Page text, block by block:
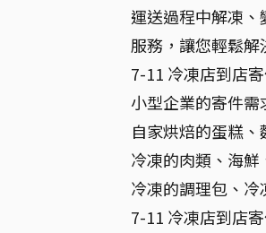
運送過程中解凍
服務，讓您輕鬆
7-11 冷凍店到店
小型企業的寄件需
自家烘焙的蛋糕
冷凍的肉類、海鮮
冷凍的調理包、冷
7-11 冷凍店到店